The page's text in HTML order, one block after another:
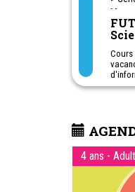
Montreux - Fribourg
Sion
Cours
Des
vidéo,
4 ans -